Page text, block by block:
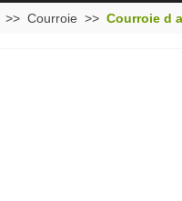
Courroie Courroie d